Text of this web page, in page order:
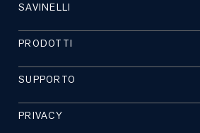
SAVINELLI
PRODOTTI
SUPPORTO
PRIVACY